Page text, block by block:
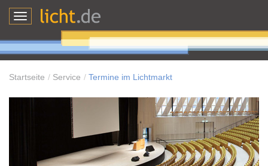
Toggle
Startseite Service Termine im Lichtmarkt